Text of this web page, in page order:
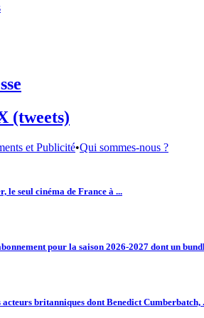
(tweets)
et Publicité•Qui sommes-nous ?
d’enquête / Audiovisuel public :
hommage, argentique, 4K, Clooney,
le seul cinéma de France à ...
pour la saison 2026-2027 dont un
britanniques dont Benedict Cumberbatch,